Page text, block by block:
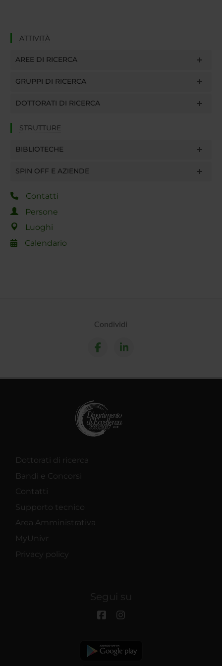
ATTIVITÀ
AREE DI RICERCA
GRUPPI DI RICERCA
DOTTORATI DI RICERCA
STRUTTURE
BIBLIOTECHE
SPIN OFF E AZIENDE
Contatti
Persone
Luoghi
Calendario
Condividi
Dottorati di ricerca
Bandi e Concorsi
Contatti
Supporto tecnico
Area Amministrativa
MyUnivr
Privacy policy
Segui su